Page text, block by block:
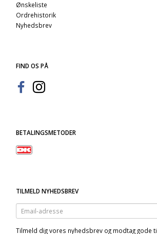
Ønskeliste
Ordrehistorik
Nyhedsbrev
FIND OS PÅ
BETALINGSMETODER
TILMELD NYHEDSBREV
Email-
adresse
Tilmeld dig vores nyhedsbrev og modtag gode